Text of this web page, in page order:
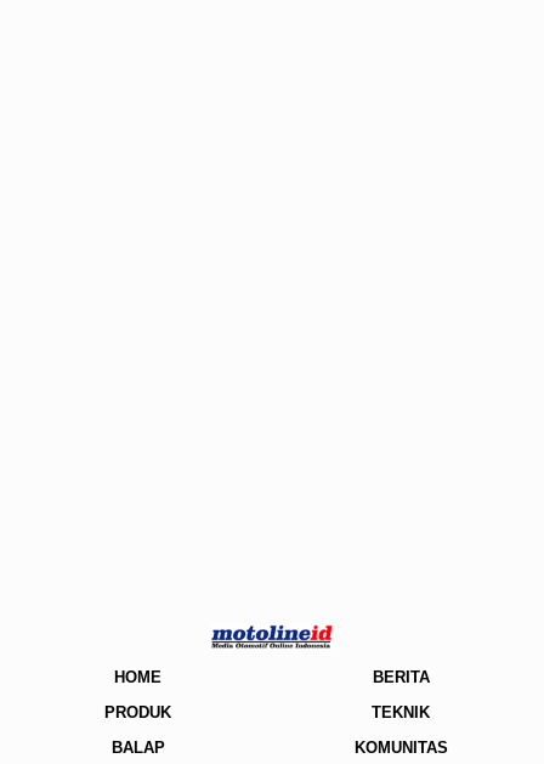
HOME
BERITA
PRODUK
TEKNIK
BALAP
KOMUNITAS